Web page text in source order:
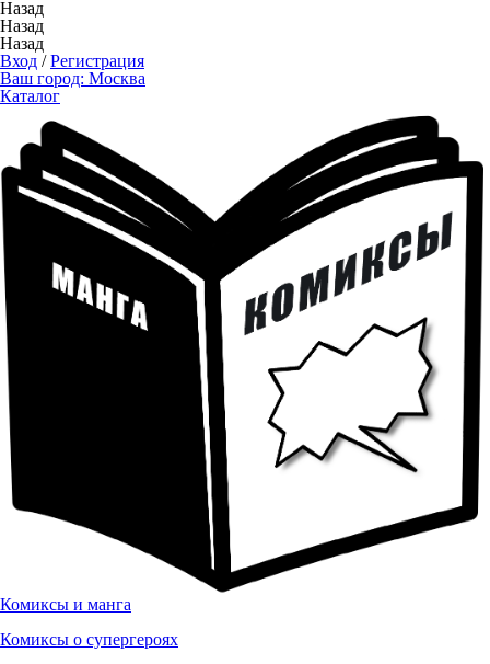
Назад
Назад
Назад
Вход /Регистрация
Ваш город: Москва
Каталог
Комиксы и манга
Комиксы о супергероях